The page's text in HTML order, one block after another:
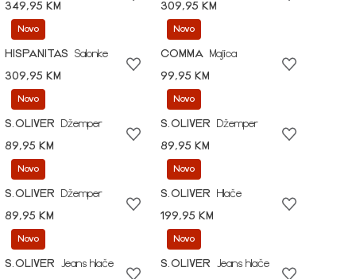
349,95 KM
309,95 KM
Novo
HISPANITAS
Salonke
309,95 KM
Novo
COMMA
Majica
99,95 KM
Novo
S.OLIVER
Džemper
89,95 KM
Novo
S.OLIVER
Džemper
89,95 KM
Novo
S.OLIVER
Džemper
89,95 KM
Novo
S.OLIVER
Hlače
199,95 KM
Novo
S.OLIVER
Jeans hlače
Novo
S.OLIVER
Jeans hlače